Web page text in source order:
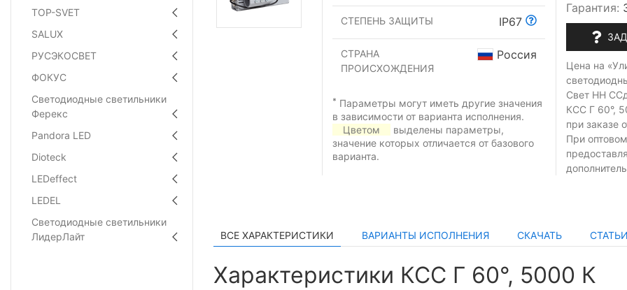
TOP-SVET
SALUX
РУСЭКОСВЕТ
ФОКУС
Светодиодные светильники
Ферекс
Pandora LED
Dioteck
LEDeffect
LEDEL
Светодиодные светильники
ЛидерЛайт
СТЕПЕНЬ ЗАЩИТЫ IP67
СТРАНА
ПРОИСХОЖДЕНИЯ
Россия
* Параметры могут иметь другие значения
в зависимости от варианта исполнения.
Цветом
выделены параметры,
значение которых отличается от базового
варианта.
Гарантия:
Цена на
Свет НН
КСС Г 60°,
при заказе
При
ВСЕ ХАРАКТЕРИСТИКИ ВАРИАНТЫ ИСПОЛНЕНИЯ СКАЧАТЬ
Характеристики КСС Г 60°, 5000 К